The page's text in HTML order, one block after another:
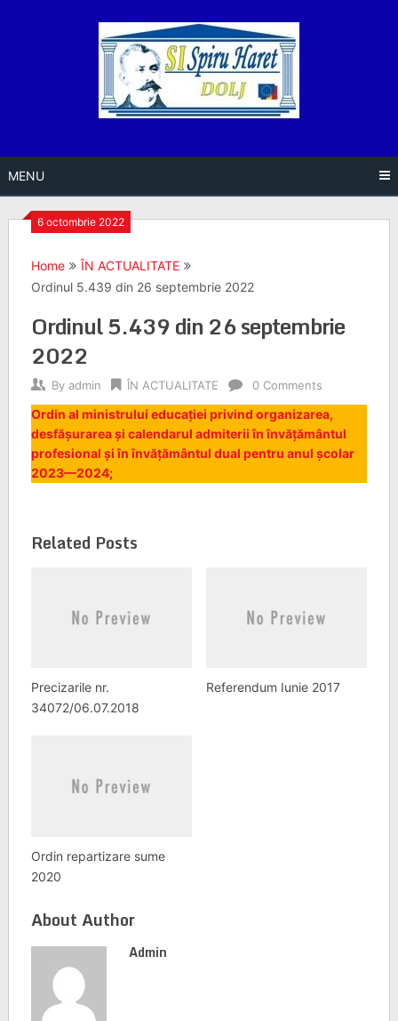
MENU
6 octombrie 2022
Home
ÎN ACTUALITATE
Ordinul 5.439 din 26 septembrie 2022
Ordinul 5.439 din 26 septembrie
2022
By admin ÎN ACTUALITATE 0 Comments
Ordin al ministrului educației privind organizarea,
desfășurarea și calendarul admiterii în învățământul
profesional și în învățământul dual pentru anul școlar
2023—2024;
Related Posts
Precizarile nr.
34072/06.07.2018
Referendum Iunie 2017
Ordin repartizare sume
2020
About Author
Admin